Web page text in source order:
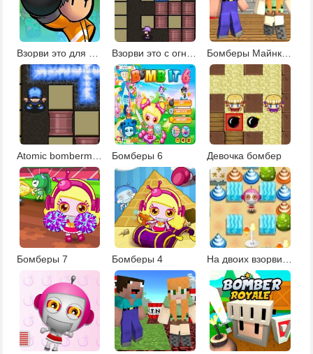
Бомберы Майнкрафта
Atomic bomberman Бомберы 6 Девочка бомбер
Бомберы 7 Бомберы 4 На двоих взорви это 9